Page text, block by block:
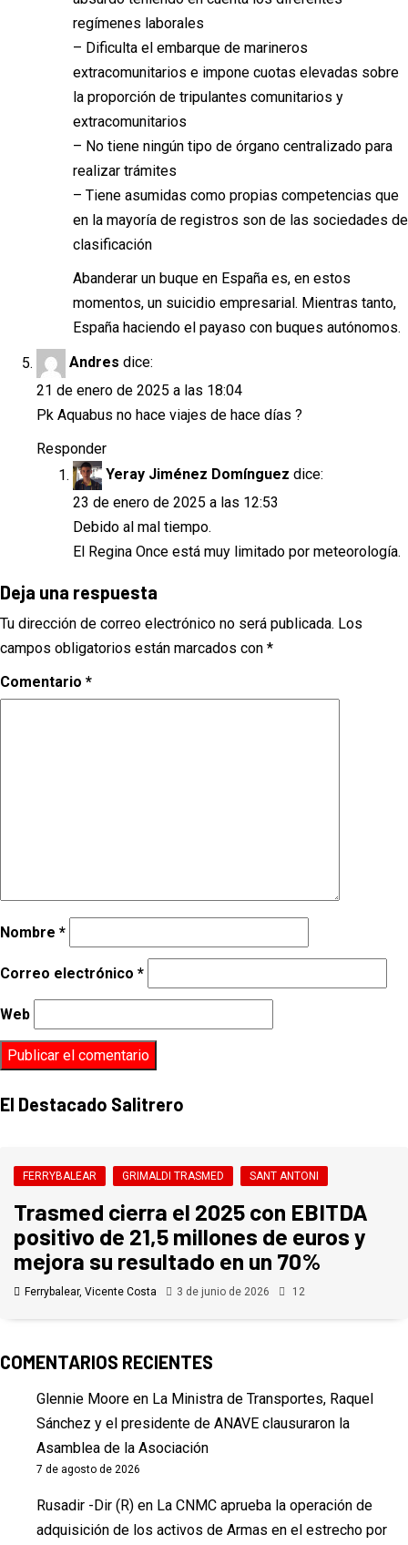
regímenes laborales
– Dificulta el embarque de marineros
extracomunitarios e impone cuotas elevadas sobre
la proporción de tripulantes comunitarios y
extracomunitarios
– No tiene ningún tipo de órgano centralizado para
realizar trámites
– Tiene asumidas como propias competencias que
en la mayoría de registros son de las sociedades de
clasificación
Abanderar un buque en España es, en estos
momentos, un suicidio empresarial. Mientras tanto,
España haciendo el payaso con buques autónomos.
Andres dice:
21 de enero de 2025 a las 18:04
Pk Aquabus no hace viajes de hace días ?
Responder
Yeray Jiménez Domínguez dice:
23 de enero de 2025 a las 12:53
Debido al mal tiempo.
El Regina Once está muy limitado por meteorología.
Deja una respuesta
Tu dirección de correo electrónico no será publicada. Los
campos obligatorios están marcados con *
Comentario *
Nombre *
Correo electrónico *
Web
El Destacado Salitrero
FERRYBALEAR GRIMALDI TRASMED SANT ANTONI
Trasmed cierra el 2025 con EBITDA
positivo de 21,5 millones de euros y
mejora su resultado en un 70%
Ferrybalear, Vicente Costa 3 de junio de 2026 12
COMENTARIOS RECIENTES
Glennie Moore en La Ministra de Transportes, Raquel
Sánchez y el presidente de ANAVE clausuraron la
Asamblea de la Asociación
7 de agosto de 2026
Rusadir -Dir (R) en La CNMC aprueba la operación de
adquisición de los activos de Armas en el estrecho por